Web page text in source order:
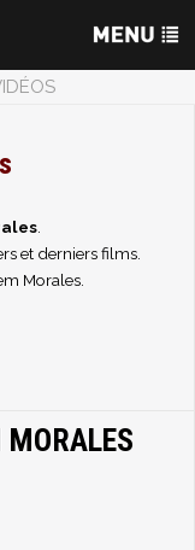
.
et derniers films.
Morales.